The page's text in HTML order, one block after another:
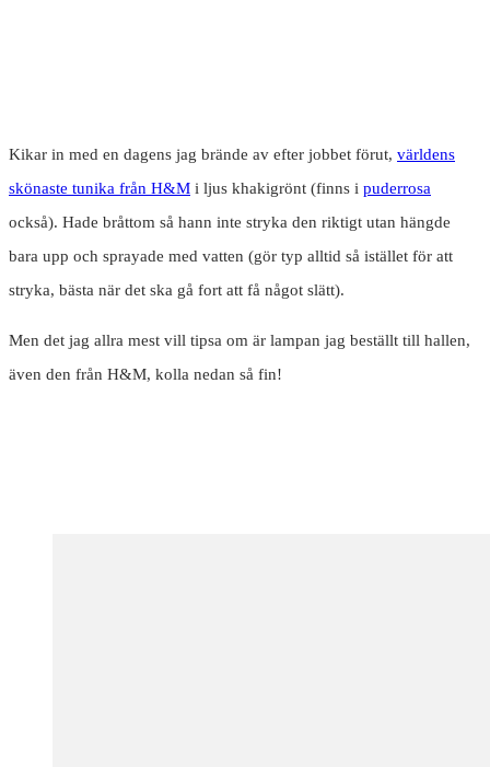
Kikar in med en dagens jag brände av efter jobbet förut, världens
skönaste tunika från H&M i ljus khakigrönt (finns i puderrosa
också). Hade bråttom så hann inte stryka den riktigt utan hängde
bara upp och sprayade med vatten (gör typ alltid så istället för att
stryka, bästa när det ska gå fort att få något slätt).
Men det jag allra mest vill tipsa om är lampan jag beställt till hallen,
även den från H&M, kolla nedan så fin!